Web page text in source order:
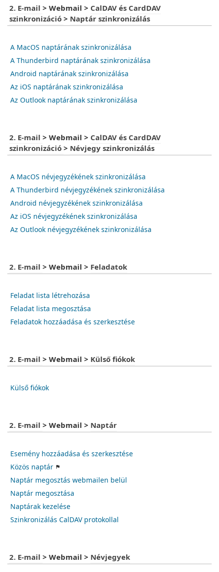
2. E-mail > Webmail > CalDAV és CardDAV
szinkronizáció > Naptár szinkronizálás
A MacOS naptárának szinkronizálása
A Thunderbird naptárának szinkronizálása
Android naptárának szinkronizálása
Az iOS naptárának szinkronizálása
Az Outlook naptárának szinkronizálása
2. E-mail > Webmail > CalDAV és CardDAV
szinkronizáció > Névjegy szinkronizálás
A MacOS névjegyzékének szinkronizálása
A Thunderbird névjegyzékének szinkronizálása
Android névjegyzékének szinkronizálása
Az iOS névjegyzékének szinkronizálása
Az Outlook névjegyzékének szinkronizálása
2. E-mail > Webmail > Feladatok
Feladat lista létrehozása
Feladat lista megosztása
Feladatok hozzáadása és szerkesztése
2. E-mail > Webmail > Külső fiókok
Külső fiókok
2. E-mail > Webmail > Naptár
Esemény hozzáadása és szerkesztése
Közös naptár
Naptár megosztás webmailen belül
Naptár megosztása
Naptárak kezelése
Szinkronizálás CalDAV protokollal
2. E-mail > Webmail > Névjegyek